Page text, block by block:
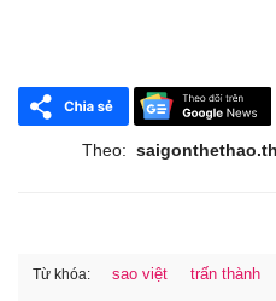
Theo:
Từ khóa: sao việt trấn thành